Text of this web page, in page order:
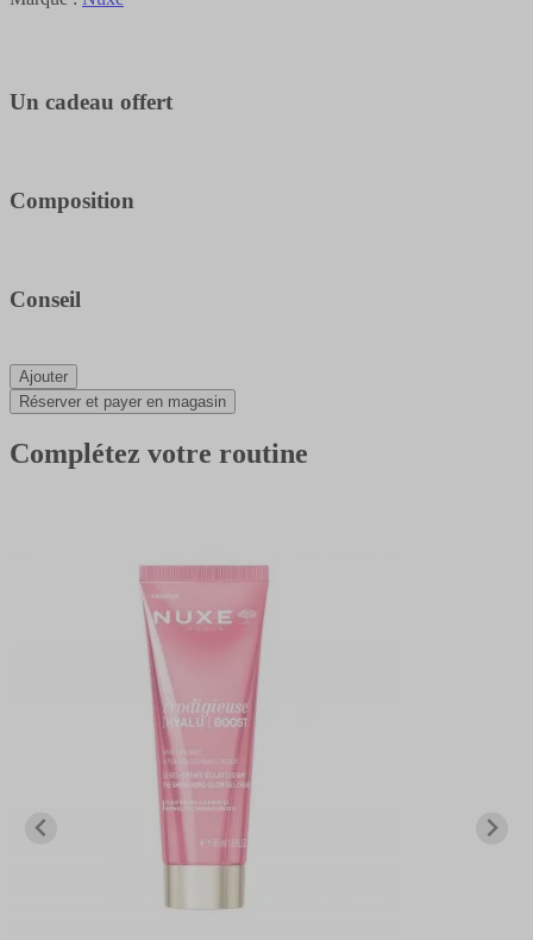
Un cadeau offert
Composition
Conseil
Ajouter
Réserver et payer en magasin
Complétez votre routine